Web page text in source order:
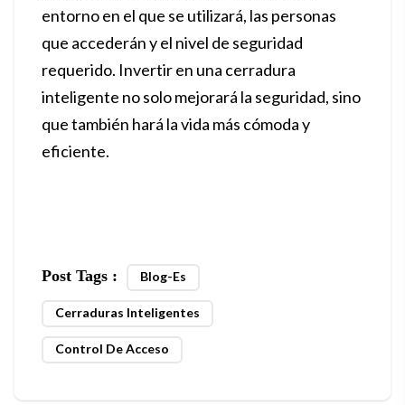
entorno en el que se utilizará, las personas
que accederán y el nivel de seguridad
requerido. Invertir en una cerradura
inteligente no solo mejorará la seguridad, sino
que también hará la vida más cómoda y
eficiente.
Post Tags : Blog-Es
Cerraduras Inteligentes
Control De Acceso